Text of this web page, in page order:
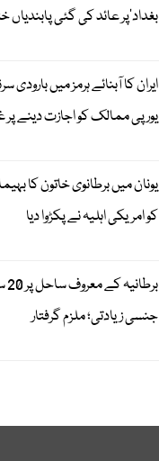
بغداد‘پر عائد کی گئی پابندیاں
ایران کا آبنائے ہرمز میں بارودی
یورپی ممالک کو اجازت دینے پر
یونان میں برطانوی خاتون کا
کو امریکی اہلیہ نے پکڑوا دیا
جنسی زیادتی؛ ملزم گرفتار